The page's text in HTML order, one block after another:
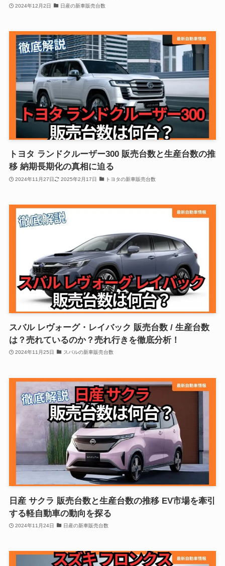
2024年12月2日 日産の新車販売台数
トヨタ ランドクルーザー300 販売台数と生産台数の推
移 納期長期化の真相に迫る
2024年11月27日 2025年2月17日 トヨタの新車販売台数
スバル レヴォーグ・レイバック 販売台数 / 生産台数
は？売れているのか？売れ行きを徹底分析！
2024年11月25日 スバルの新車販売台数
日産 サクラ 販売台数と生産台数の推移 EV市場を牽引
する軽自動車の動向を探る
2024年11月24日 日産の新車販売台数